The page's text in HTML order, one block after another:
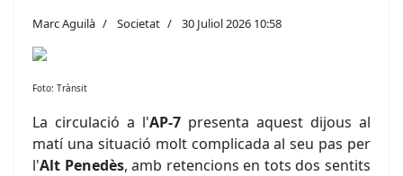
Marc Aguilà Societat 30 Juliol 2026 10:58
Foto: Trànsit
La circulació a l'AP-7 presenta aquest dijous al
matí una situació molt complicada al seu pas per
l'Alt Penedès, amb retencions en tots dos sentits